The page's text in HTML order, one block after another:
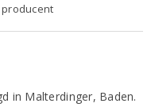
in Malterdinger, Baden.